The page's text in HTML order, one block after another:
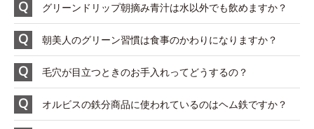
グリーンドリップ朝摘み青汁は水以外でも飲めますか？
朝美人のグリーン習慣は食事のかわりになりますか？
毛穴が目立つときのお手入れってどうするの？
オルビスの鉄分商品に使われているのはヘム鉄ですか？